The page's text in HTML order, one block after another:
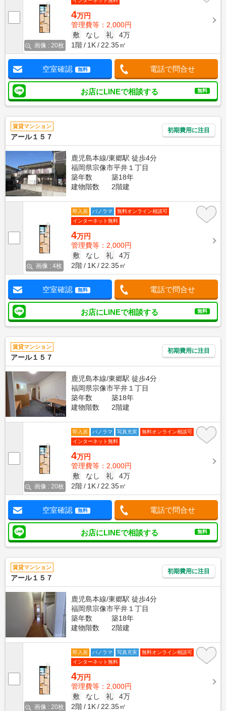
画像 : 20枚
4万円
管理費等：2,000円
敷
なし 礼
4万
1階
1K 22.35㎡
空室確認 無料 電話で問合せ
お店にLINEで相談する 無料
賃貸マンション
アール１５７
初期費用に注目
鹿児島本線/東郷駅 徒歩4分
福岡県宗像市平井１丁目
築年数
築18年
建物階数
2階建
画像 : 4枚
即入居 パノラマ
無料オンライン相談可
インターネット無料
4万円
管理費等：2,000円
敷
なし 礼
4万
2階
1K 22.35㎡
空室確認 無料 電話で問合せ
お店にLINEで相談する 無料
賃貸マンション
アール１５７
初期費用に注目
鹿児島本線/東郷駅 徒歩4分
福岡県宗像市平井１丁目
築年数
築18年
建物階数
2階建
画像 : 20枚
即入居 パノラマ 写真充実
無料オンライン相談可
インターネット無料
4万円
管理費等：2,000円
敷
なし 礼
4万
2階
1K 22.35㎡
空室確認 無料 電話で問合せ
お店にLINEで相談する 無料
賃貸マンション
アール１５７
初期費用に注目
鹿児島本線/東郷駅 徒歩4分
福岡県宗像市平井１丁目
築年数
築18年
建物階数
2階建
画像 : 20枚
即入居 パノラマ 写真充実
無料オンライン相談可
インターネット無料
4万円
管理費等：2,000円
敷
なし 礼
4万
2階
1K 22.35㎡